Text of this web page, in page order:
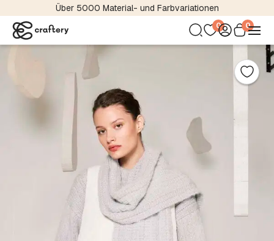
Über 5000 Material- und Farbvariationen
0 0